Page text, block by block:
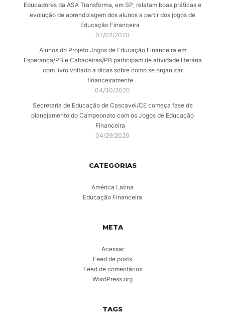
Educadores da ASA Transforma, em SP, relatam boas práticas e
evolução de aprendizagem dos alunos a partir dos jogos de
Educação Financeira
07/02/2020
Alunos do Projeto Jogos de Educação Financeira em
Esperança/PB e Cabaceiras/PB participam de atividade literária
com livro voltado a dicas sobre como se organizar
financeiramente
04/30/2020
Secretaria de Educação de Cascavel/CE começa fase de
planejamento do Campeonato com os Jogos de Educação
Financeira
04/29/2020
CATEGORIAS
América Latina
Educação Financeira
META
Acessar
Feed de posts
Feed de comentários
WordPress.org
TAGS